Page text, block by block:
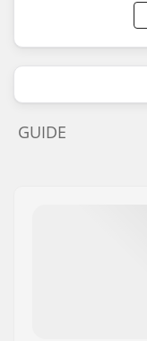
GUIDE